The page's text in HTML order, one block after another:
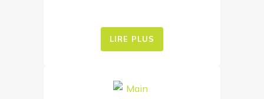
LIRE PLUS